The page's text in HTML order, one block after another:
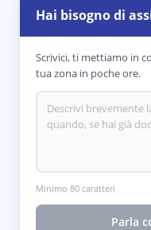
Hai bisogno di
Scrivici, ti mettiamo in
tua zona in poche ore.
Minimo 80 caratteri
Parla